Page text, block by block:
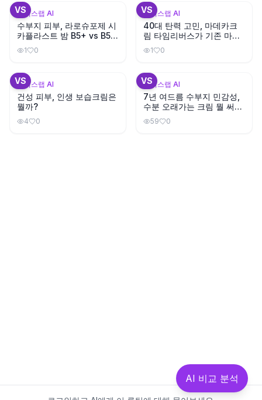
VS
뷰틱스랩 AI
수부지 피부, 라로슈포제 시
카플라스트 밤 B5+ vs B5
뭐가 다를까?
1 0
VS
뷰틱스랩 AI
40대 탄력 고민, 마데카크
림 타임리버스가 기존 마데
카크림보다 나을까?
1 0
VS
뷰틱스랩 AI
건성 피부, 인생 보습크림은
뭘까?
4 0
VS
뷰틱스랩 AI
7년 여드름 수부지 민감성,
수분 오래가는 크림 뭘 써야
할까?
59 0
AI 비교 분석